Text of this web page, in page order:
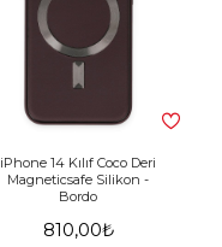
iPhone 14 Kılıf Coco Deri
Magneticsafe Silikon -
Bordo
810,00₺